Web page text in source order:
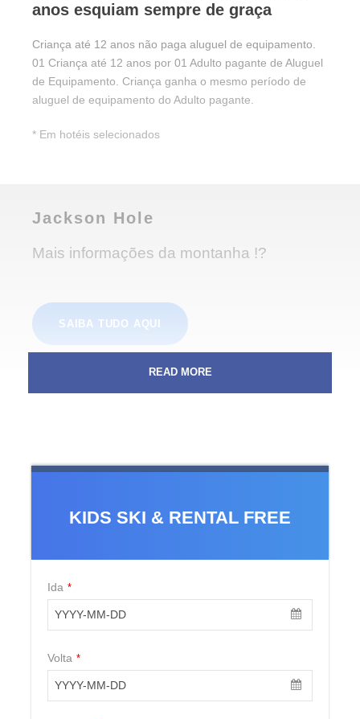
KIDS SKI & RENTAL FREE
Ida *
Volta *
anos esquiam sempre de graça
Criança até 12 anos não paga aluguel de equipamento.
01 Criança até 12 anos por 01 Adulto pagante de Aluguel
de Equipamento. Criança ganha o mesmo período de
aluguel de equipamento do Adulto pagante.
* Em hotéis selecionados
Jackson Hole
Mais informações da montanha !?
SAIBA TUDO AQUI
READ MORE